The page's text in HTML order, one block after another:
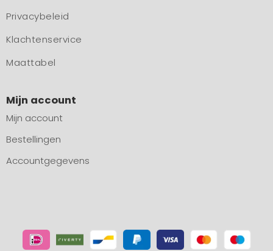
Privacybeleid
Klachtenservice
Maattabel
Mijn account
Mijn account
Bestellingen
Accountgegevens